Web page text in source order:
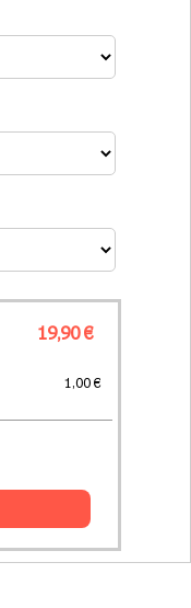
19,90 €
1,00 €